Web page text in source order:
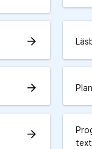
arrow_forward
arrow_forward
arrow_forward